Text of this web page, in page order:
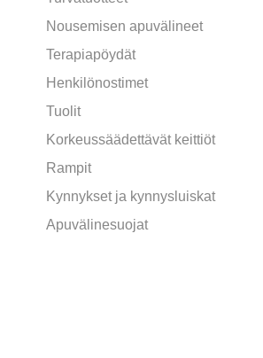
Nousemisen apuvälineet
Terapiapöydät
Henkilönostimet
Tuolit
Korkeussäädettävät keittiöt
Rampit
Kynnykset ja kynnysluiskat
Apuvälinesuojat